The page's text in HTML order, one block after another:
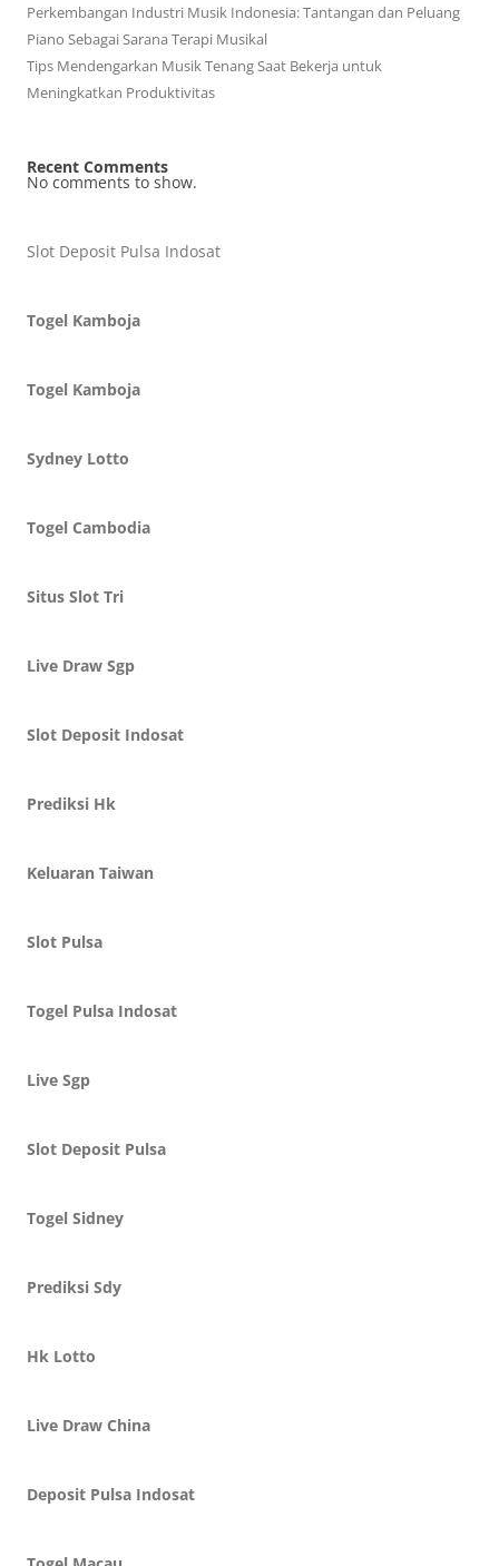
Perkembangan Industri Musik Indonesia: Tantangan dan Peluang
Piano Sebagai Sarana Terapi Musikal
Tips Mendengarkan Musik Tenang Saat Bekerja untuk
Meningkatkan Produktivitas
Recent Comments
No comments to show.
Slot Deposit Pulsa Indosat
Togel Kamboja
Togel Kamboja
Sydney Lotto
Togel Cambodia
Situs Slot Tri
Live Draw Sgp
Slot Deposit Indosat
Prediksi Hk
Keluaran Taiwan
Slot Pulsa
Togel Pulsa Indosat
Live Sgp
Slot Deposit Pulsa
Togel Sidney
Prediksi Sdy
Hk Lotto
Live Draw China
Deposit Pulsa Indosat